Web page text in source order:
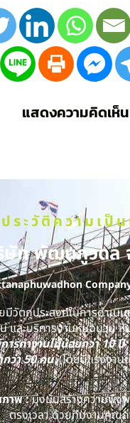
แสดงความคิดเห็น
ประวัติความเป็
ษัท พัฒนภูวดล
มีวัตถุประสงค์ในการดำเ
น และบริการงานหุ้มฉนวน
ารทำงานไม่น้อยกว่า 10
ว่า 50 คน(โดยมีแรงงาน
ภาพ :มุ่งมั่นสร้างความพึง
ตรงเวลา ด้วยทีมงานคุณ